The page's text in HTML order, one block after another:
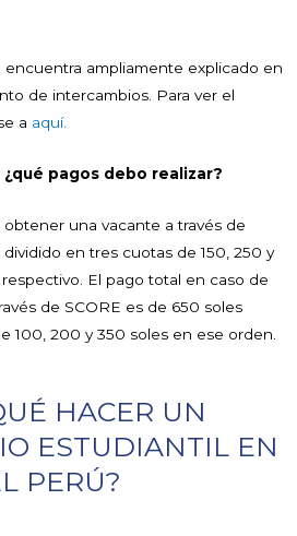
encuentra ampliamente explicado en
de intercambios. Para ver el
a aquí.
pagos debo realizar?
una vacante a través de
en tres cuotas de 150, 250 y
El pago total en caso de
de SCORE es de 650 soles
100, 200 y 350 soles en ese orden.
HACER UN
ESTUDIANTIL EN
PERÚ?